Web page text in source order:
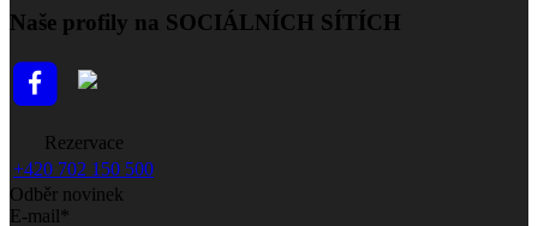
Naše profily na SOCIÁLNÍCH SÍTÍCH
Rezervace
+420 702 150 500
Odběr novinek
E-mail*